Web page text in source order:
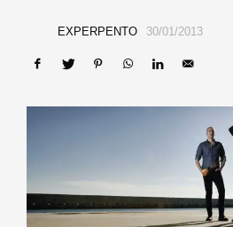
EXPERPENTO 30/01/2013